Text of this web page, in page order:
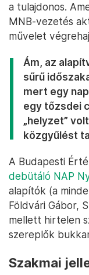
a tulajdonos.
MNB-vezetés
művelet
Ám, az
sűrű
mert egy
egy tőzsdei
„helyzet”
közgyűlést
A Budapesti
debütáló NAP
alapítók (a
Földvári Gábor,
mellett hirtelen
szereplők
Szakmai